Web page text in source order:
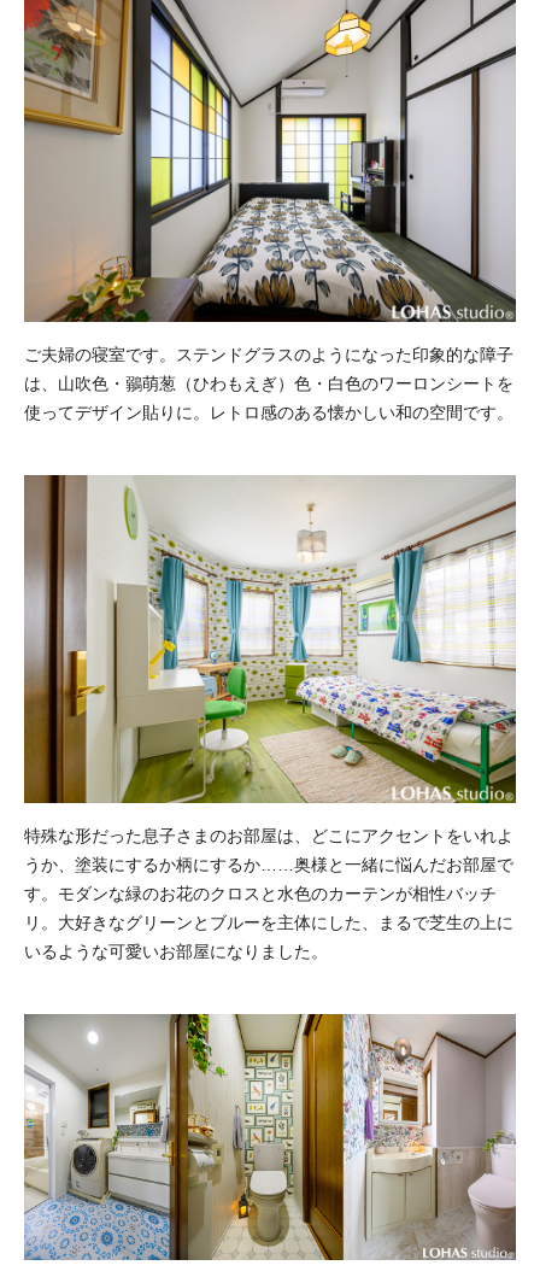
ご夫婦の寝室です。ステンドグラスのようになった印象的な障子
は、山吹色・鶸萌葱（ひわもえぎ）色・白色のワーロンシートを
使ってデザイン貼りに。レトロ感のある懐かしい和の空間です。
特殊な形だった息子さまのお部屋は、どこにアクセントをいれよ
うか、塗装にするか柄にするか……奥様と一緒に悩んだお部屋で
す。モダンな緑のお花のクロスと水色のカーテンが相性バッチ
リ。大好きなグリーンとブルーを主体にした、まるで芝生の上に
いるような可愛いお部屋になりました。